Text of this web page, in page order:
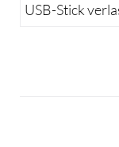
USB-Stick